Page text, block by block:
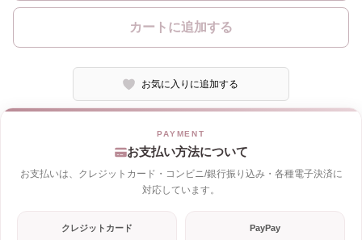
カートに追加する
お気に入りに追加する
お支払い方法について
お支払いは、クレジットカード・コンビニ/銀行振り込み・各種電子決済に
対応しています。
クレジットカード PayPay